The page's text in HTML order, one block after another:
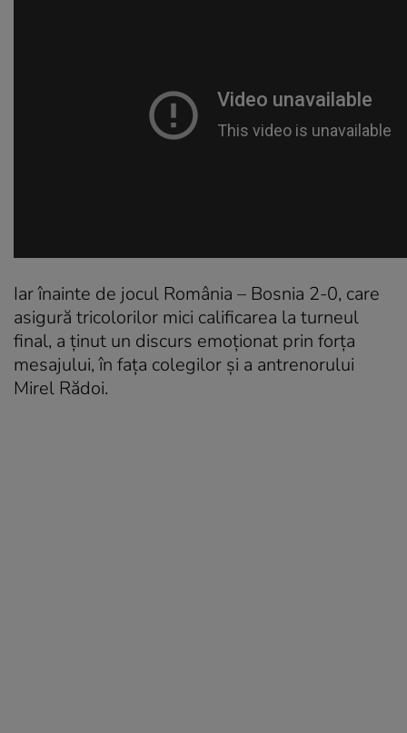
Iar înainte de jocul România – Bosnia 2-0, care
asigură tricolorilor mici calificarea la turneul
final, a ținut un discurs emoționat prin forța
mesajului, în fața colegilor și a antrenorului
Mirel Rădoi.